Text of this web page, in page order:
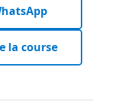
la course